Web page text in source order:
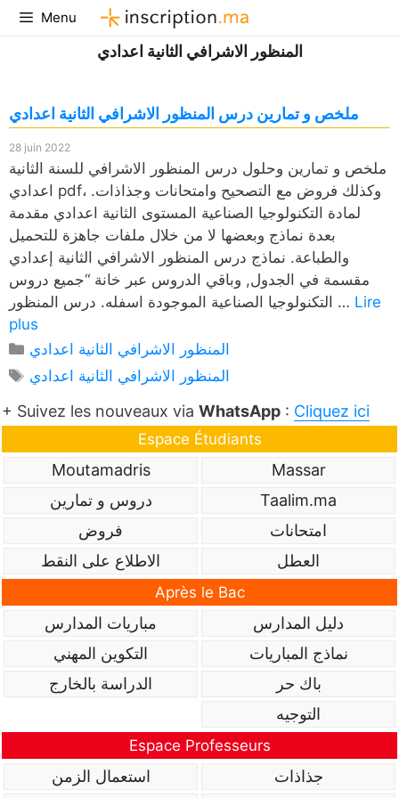
Aller
au
Menu
المنظور الاشرافي الثانية اعدادي
ملخص و تمارين درس المنظور الاشرافي الثانية اعدادي
28 juin 2022
ملخص و تمارين وحلول درس المنظور الاشرافي للسنة الثانية
اعدادي pdf، وكذلك فروض مع التصحيح وامتحانات وجذاذات.
لمادة التكنولوجيا الصناعية المستوى الثانية اعدادي مقدمة
بعدة نماذج وبعضها لا من خلال ملفات جاهزة للتحميل
والطباعة. نماذج درس المنظور الاشرافي الثانية إعدادي
مقسمة في الجدول, وباقي الدروس عبر خانة “جميع دروس
التكنولوجيا الصناعية الموجودة اسفله. درس المنظور … Lire
plus
Catégories
المنظور الاشرافي الثانية اعدادي
Étiquettes
المنظور الاشرافي الثانية اعدادي
+ Suivez les nouveaux via WhatsApp : Cliquez ici
Espace Étudiants
Massar
Moutamadris
Taalim.ma
دروس و تمارين
امتحانات
فروض
العطل
الاطلاع على النقط
Après le Bac
دليل المدارس
مباريات المدارس
نماذج المباريات
التكوين المهني
باك حر
الدراسة بالخارج
التوجيه
Espace Professeurs
جذاذات
استعمال الزمن